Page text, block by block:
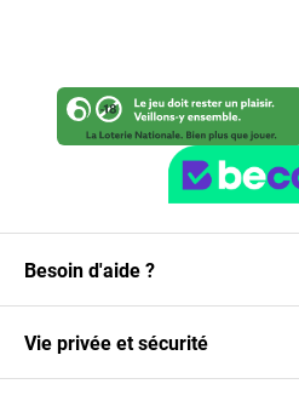
Besoin d'aide ?
Vie privée et sécurité